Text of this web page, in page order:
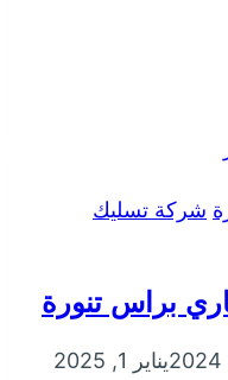
شركة تسليك
براس تنورة
يناير 1, 2025